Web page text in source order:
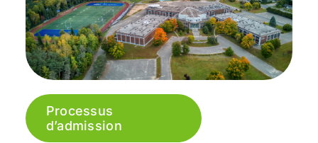
Processus
d’admission